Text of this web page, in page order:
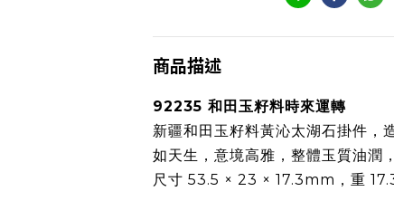
商品描述
92235 和田玉籽料時來運轉
新疆和田玉籽料黃沁太湖石掛件，
如天生，意境高雅，整體玉質油潤
尺寸 53.5 × 23 × 17.3mm，重